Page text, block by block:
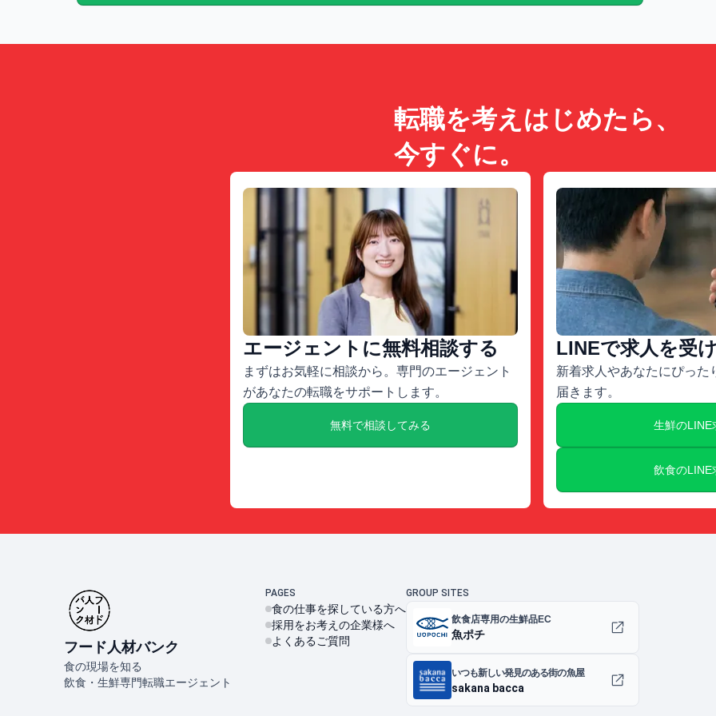
転職を考えはじめたら、
今すぐに。
エージェントに無料相談する
まずはお気軽に相談から。専門のエージェント
があなたの転職をサポートします。
無料で相談してみる
LINEで求人を受
新着求人やあなたにぴった
届きます。
生鮮のLINE
飲食のLINE
フード人材バンク
食の現場を知る
飲食・生鮮専門転職エージェント
PAGES
食の仕事を探している方へ
採用をお考えの企業様へ
よくあるご質問
GROUP SITES
飲食店専用の生鮮品EC
魚ポチ
いつも新しい発見のある街の魚屋
sakana bacca